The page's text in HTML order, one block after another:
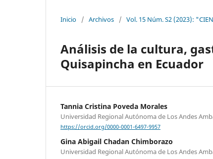
Inicio / Archivos / Vol. 15 Núm. S2 (2023):
Análisis de la cultura,
Quisapincha en Ecuador
Tannia Cristina Poveda Morales
Universidad Regional Autónoma de Los Andes
https://orcid.org/0000-0001-6497-9957
Gina Abigail Chadan Chimborazo
Universidad Regional Autónoma de Los Andes